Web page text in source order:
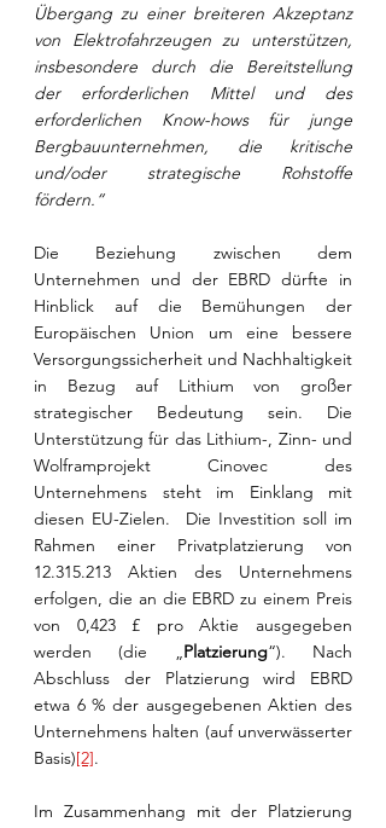
Übergang zu einer breiteren Akzeptanz
von Elektrofahrzeugen zu unterstützen,
insbesondere durch die Bereitstellung
der erforderlichen Mittel und des
erforderlichen Know-hows für junge
Bergbauunternehmen, die kritische
und/oder strategische Rohstoffe
fördern.“
Die Beziehung zwischen dem
Unternehmen und der EBRD dürfte in
Hinblick auf die Bemühungen der
Europäischen Union um eine bessere
Versorgungssicherheit und Nachhaltigkeit
in Bezug auf Lithium von großer
strategischer Bedeutung sein. Die
Unterstützung für das Lithium-, Zinn- und
Wolframprojekt Cinovec des
Unternehmens steht im Einklang mit
diesen EU-Zielen.  Die Investition soll im
Rahmen einer Privatplatzierung von
12.315.213 Aktien des Unternehmens
erfolgen, die an die EBRD zu einem Preis
von 0,423 £ pro Aktie ausgegeben
werden (die „Platzierung“). Nach
Abschluss der Platzierung wird EBRD
etwa 6 % der ausgegebenen Aktien des
Unternehmens halten (auf unverwässerter
Basis)[2].
Im Zusammenhang mit der Platzierung